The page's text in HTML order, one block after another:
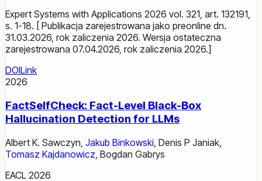
Expert Systems with Applications 2026 vol. 321, art. 132191,
s. 1-18. [ Publikacja zarejestrowana jako preonline dn.
31.03.2026, rok zaliczenia 2026. Wersja ostateczna
zarejestrowana 07.04.2026, rok zaliczenia 2026.]
DOILink
2026
FactSelfCheck: Fact-Level Black-Box
Hallucination Detection for LLMs
Albert K. Sawczyn Jakub Binkowski Denis P Janiak
Tomasz Kajdanowicz Bogdan Gabrys
EACL 2026